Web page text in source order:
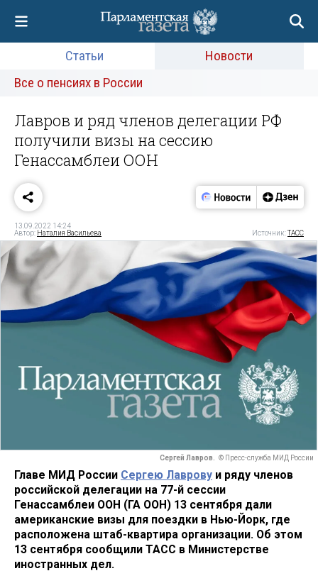
Статьи
Новости
Все о пенсиях в России
Лавров и ряд членов делегации РФ
получили визы на сессию
Генассамблеи ООН
13.09.2022 14:24
Автор: Наталия Васильева Источник:ТАСС
Сергей Лавров. © Пресс-служба МИД России
Главе МИД России Сергею Лаврову и ряду членов
российской делегации на 77-й сессии
Генассамблеи ООН (ГА ООН) 13 сентября дали
американские визы для поездки в Нью-Йорк, где
расположена штаб-квартира организации. Об этом
13 сентября сообщили ТАСС в Министерстве
иностранных дел.